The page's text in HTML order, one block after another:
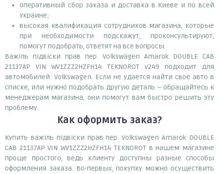
оперативный сбор заказа и доставка в Киеве и по всей
Украине;
высокая квалификация сотрудников магазина, которые
при необходимости подскажут, проконсультируют,
помогут подобрать, ответят на все вопросы.
Важіль підвіски прав пер. Volkswagen Amarok DOUBLE CAB
21137AP VIN WV1ZZZ2HZFH14 TEKNOROT v249 подходит для
автомобилей: Volkswagen. Если не удается найти свое авто в
списке, или нужно подобрать другую деталь – обращайтесь к
менеджерам магазина, они помогут вам быстро решить эту
проблему.
Как оформить заказ?
Купить важіль підвіски прав пер. Volkswagen Amarok DOUBLE
CAB 21137AP VIN WV1ZZZ2HZFH14 TEKNOROT в нашем магазине
проще простого, ведь клиенту доступны разные способы
оформления заказа. Во-первых, покупку можно осуществить